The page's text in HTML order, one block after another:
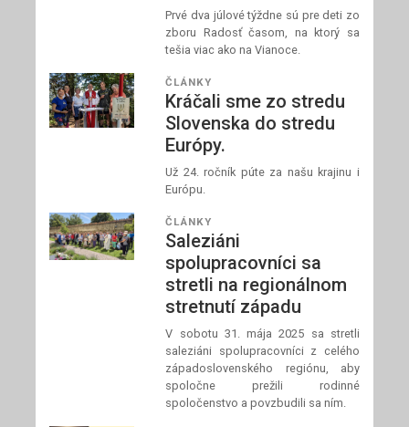
Prvé dva júlové týždne sú pre deti zo
zboru Radosť časom, na ktorý sa
tešia viac ako na Vianoce.
ČLÁNKY
Kráčali sme zo stredu
Slovenska do stredu
Európy.
Už 24. ročník púte za našu krajinu i
Európu.
ČLÁNKY
Saleziáni
spolupracovníci sa
stretli na regionálnom
stretnutí západu
V sobotu 31. mája 2025 sa stretli
saleziáni spolupracovníci z celého
západoslovenského regiónu, aby
spoločne prežili rodinné
spoločenstvo a povzbudili sa ním.